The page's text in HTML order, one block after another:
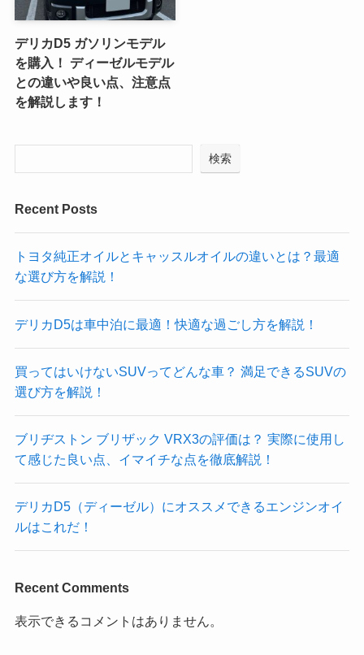
デリカD5 ガソリンモデル
を購入！ ディーゼルモデル
との違いや良い点、注意点
を解説します！
検索
Recent Posts
トヨタ純正オイルとキャッスルオイルの違いとは？最適
な選び方を解説！
デリカD5は車中泊に最適！快適な過ごし方を解説！
買ってはいけないSUVってどんな車？ 満足できるSUVの
選び方を解説！
ブリヂストン ブリザック VRX3の評価は？ 実際に使用し
て感じた良い点、イマイチな点を徹底解説！
デリカD5（ディーゼル）にオススメできるエンジンオイ
ルはこれだ！
Recent Comments
表示できるコメントはありません。